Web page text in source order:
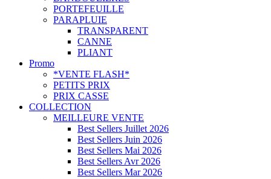
PORTEFEUILLE
PARAPLUIE
TRANSPARENT
CANNE
PLIANT
Promo
*VENTE FLASH*
PETITS PRIX
PRIX CASSE
COLLECTION
MEILLEURE VENTE
Best Sellers Juillet 2026
Best Sellers Juin 2026
Best Sellers Mai 2026
Best Sellers Avr 2026
Best Sellers Mar 2026